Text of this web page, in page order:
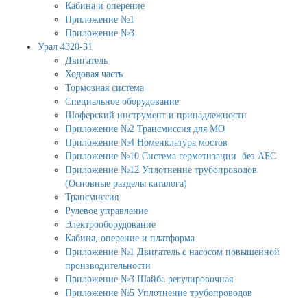
Кабина и оперение
Приложение №1
Приложение №3
Урал 4320-31
Двигатель
Ходовая часть
Тормозная система
Специальное оборудование
Шоферский инструмент и принадлежности
Приложение №2 Трансмиссия для МО
Приложение №4 Номенклатура мостов
Приложение №10 Система герметизации без АБС
Приложение №12 Уплотнение трубопроводов
(Основные разделы каталога)
Трансмиссия
Рулевое управление
Электрооборудование
Кабина, оперение и платформа
Приложение №1 Двигатель с насосом повышенной
производительности
Приложение №3 Шайба регулировочная
Приложение №5 Уплотнение трубопроводов